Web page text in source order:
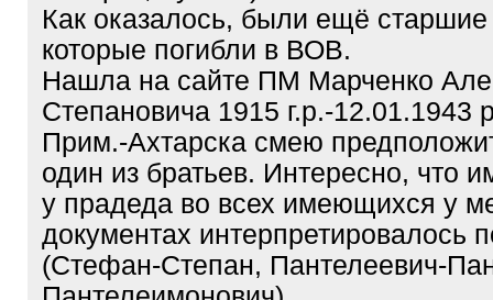
Как оказалось, были ещё старшие
которые погибли в ВОВ.
Нашла на сайте ПМ Марченко
Степановича 1915 г.р.-12.01.1943
Прим.-Ахтарска смею
один из братьев. Интересно, что
у прадеда во всех имеющихся у
документах интерпретировалось
(Стефан-Степан, Пантелеевич-